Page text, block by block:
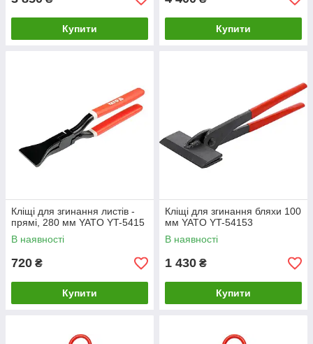
Купити Купити
Кліщі для згинання листів -
прямі, 280 мм YATO YT-5415
В наявності
720 ₴
Купити
Кліщі для згинання бляхи 100
мм YATO YT-54153
В наявності
1 430 ₴
Купити